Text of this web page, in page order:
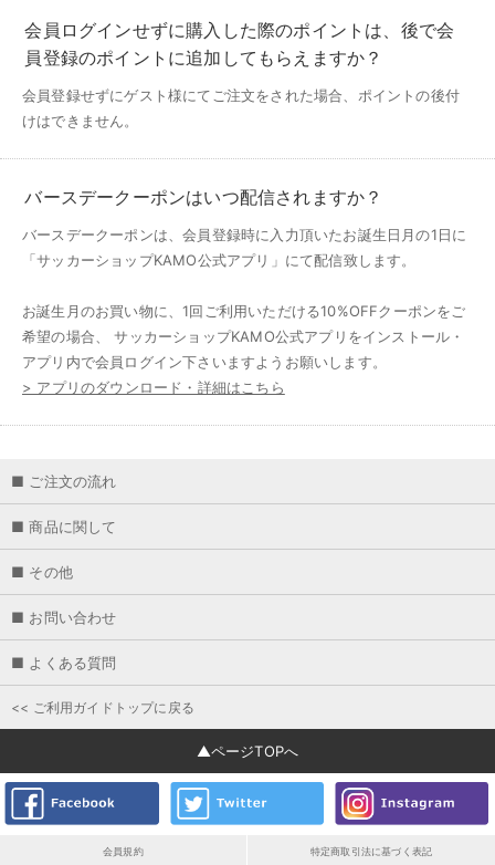
会員ログインせずに購入した際のポイントは、後で会
員登録のポイントに追加してもらえますか？
会員登録せずにゲスト様にてご注文をされた場合、ポイントの後付
けはできません。
バースデークーポンはいつ配信されますか？
バースデークーポンは、会員登録時に入力頂いたお誕生日月の1日に
「サッカーショップKAMO公式アプリ」にて配信致します。
お誕生月のお買い物に、1回ご利用いただける10%OFFクーポンをご
希望の場合、 サッカーショップKAMO公式アプリをインストール・
アプリ内で会員ログイン下さいますようお願いします。
> アプリのダウンロード・詳細はこちら
■ ご注文の流れ
会員登録について
商品の検索方法について
ご注文方法について
お支払い方法について
送料・ご配送・納期について
変更・キャンセル・交換・返品について
■ 商品に関して
サイズについて
マーキングについて
ご予約商品について
ギフトラッピングについて
商品の在庫について
■ その他
ご購入特典について
ポイントサービスについて
領収書について
メールニュースについて
パスワードの再設定について
■ お問い合わせ
お問い合わせ
商品に関するお問い合わせ
納期に関するお問い合わせ
■ よくある質問
<< ご利用ガイドトップに戻る
▲ページTOPへ
会員規約 特定商取引法に基づく表記